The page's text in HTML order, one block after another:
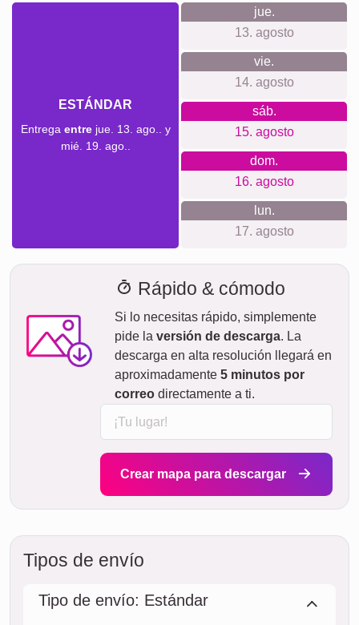
ESTÁNDAR
Entrega entrejue. 13. ago.. y
mié. 19. ago..
jue.
13. agosto
vie.
14. agosto
sáb.
15. agosto
dom.
16. agosto
lun.
17. agosto
Rápido & cómodo
Si lo necesitas rápido, simplemente
pide la versión de descarga. La
descarga en alta resolución llegará en
aproximadamente 5 minutos por
correo directamente a ti.
Crear mapa para descargar
Tipos de envío
Tipo de envío: Estándar